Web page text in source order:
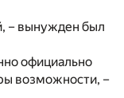
– вынужден был
официально
возможности, –